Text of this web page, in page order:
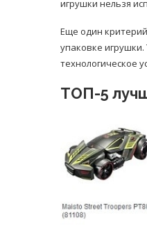
игрушки нельзя
Еще один
упаковке
технологическое
ТОП-5